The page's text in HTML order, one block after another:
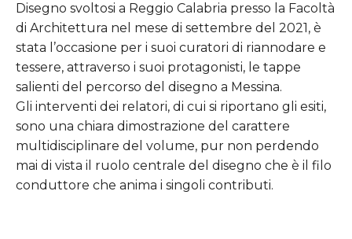
Disegno svoltosi a Reggio Calabria presso la Facoltà
di Architettura nel mese di settembre del 2021, è
stata l’occasione per i suoi curatori di riannodare e
tessere, attraverso i suoi protagonisti, le tappe
salienti del percorso del disegno a Messina.
Gli interventi dei relatori, di cui si riportano gli esiti,
sono una chiara dimostrazione del carattere
multidisciplinare del volume, pur non perdendo
mai di vista il ruolo centrale del disegno che è il filo
conduttore che anima i singoli contributi.